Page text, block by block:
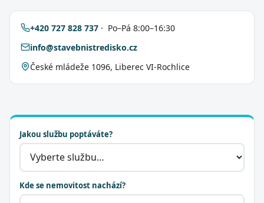
+420 727 828 737 · Po–Pá 8:00–16:30
info@stavebnistredisko.cz
České mládeže 1096, Liberec VI-Rochlice
Jakou službu poptáváte?
Kde se nemovitost nachází?